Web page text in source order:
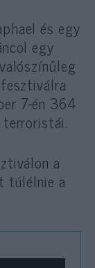
és egy
egy
7-én 364
a
túlélnie a